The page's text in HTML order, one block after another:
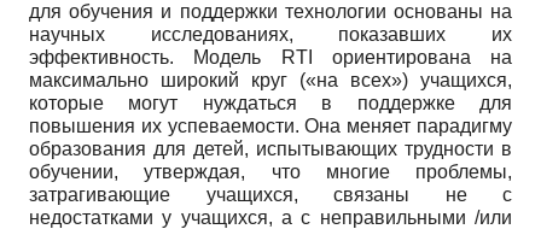
для обучения и поддержки технологии основаны на
научных исследованиях, показавших их
эффективность. Модель RTI ориентирована на
максимально широкий круг («на всех») учащихся,
которые могут нуждаться в поддержке для
повышения их успеваемости. Она меняет парадигму
образования для детей, испытывающих трудности в
обучении, утверждая, что многие проблемы,
затрагивающие учащихся, связаны не с
недостатками у учащихся, а с неправильными /или